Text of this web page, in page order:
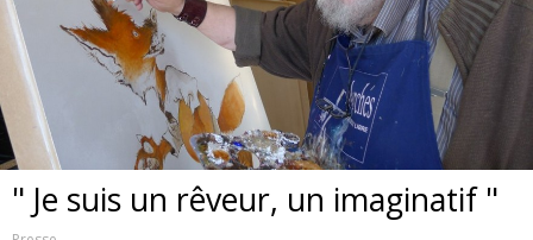
" Je suis un rêveur, un imaginatif "